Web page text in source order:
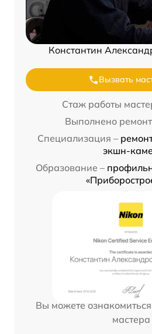
Константин
Вызвать
Стаж работы
Выполнено
Специализация –
экшн-
Образование –
Вы можете
мастера